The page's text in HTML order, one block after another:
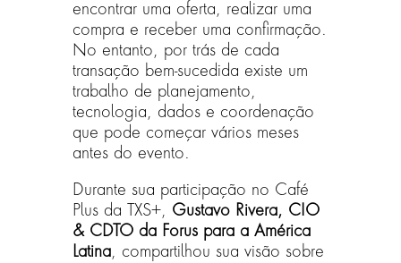
encontrar uma oferta, realizar uma
compra e receber uma confirmação.
No entanto, por trás de cada
transação bem-sucedida existe um
trabalho de planejamento,
tecnologia, dados e coordenação
que pode começar vários meses
antes do evento.
Durante sua participação no Café
Plus da TXS+, Gustavo Rivera, CIO
& CDTO da Forus para a América
Latina, compartilhou sua visão sobre